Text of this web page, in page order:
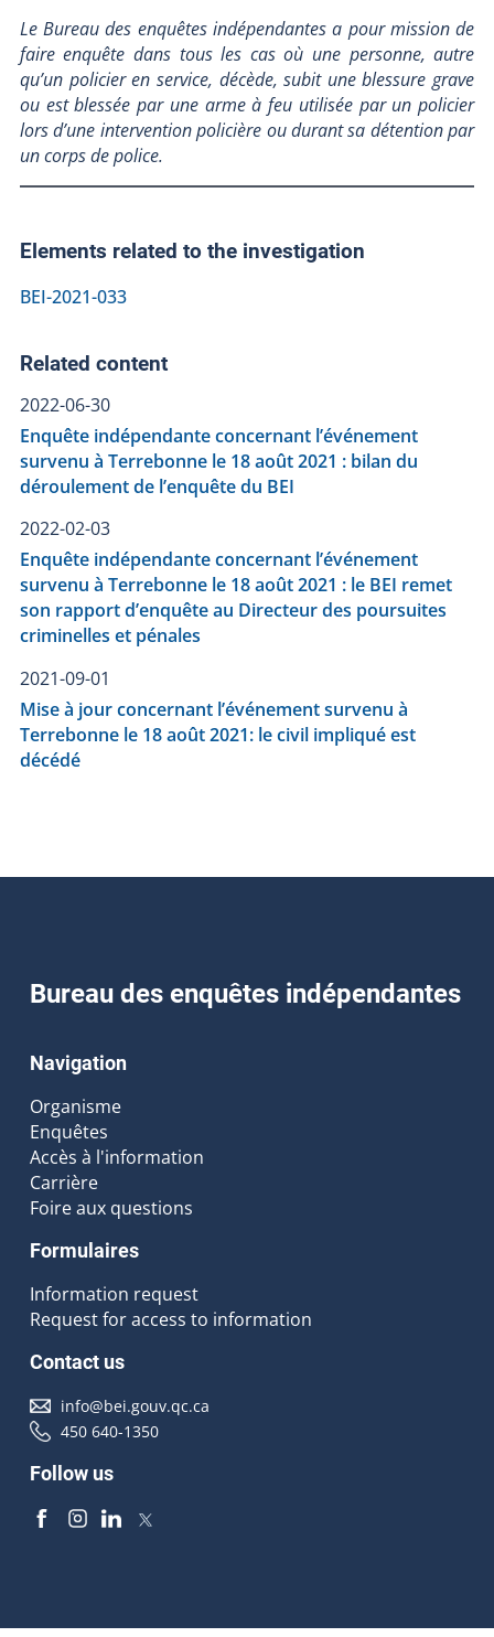
Le Bureau des enquêtes indépendantes a pour mission de
faire enquête dans tous les cas où une personne, autre
qu’un policier en service, décède, subit une blessure grave
ou est blessée par une arme à feu utilisée par un policier
lors d’une intervention policière ou durant sa détention par
un corps de police.
Elements related to the investigation
BEI-2021-033
Related content
2022-06-30
Enquête indépendante concernant l’événement
survenu à Terrebonne le 18 août 2021 : bilan du
déroulement de l’enquête du BEI
2022-02-03
Enquête indépendante concernant l’événement
survenu à Terrebonne le 18 août 2021 : le BEI remet
son rapport d’enquête au Directeur des poursuites
criminelles et pénales
2021-09-01
Mise à jour concernant l’événement survenu à
Terrebonne le 18 août 2021: le civil impliqué est
décédé
Bureau des enquêtes indépendantes
Navigation
Organisme
Enquêtes
Accès à l'information
Carrière
Foire aux questions
Formulaires
Information request
Request for access to information
Contact us
info@bei.gouv.qc.ca
450 640-1350
Follow us